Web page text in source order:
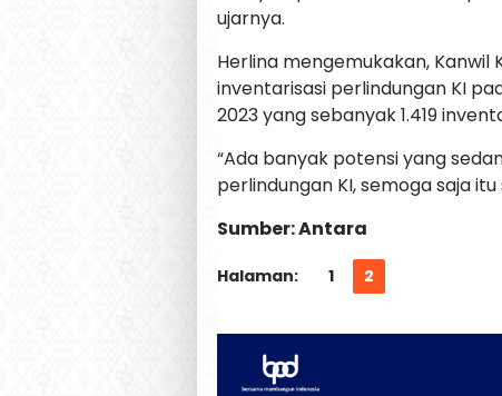
ujarnya.
Herlina mengemukakan,
inventarisasi perlindungan KI
2023 yang sebanyak 1.419
“Ada banyak potensi yang
perlindungan KI, semoga saja
Sumber: Antara
Halaman: 1 2